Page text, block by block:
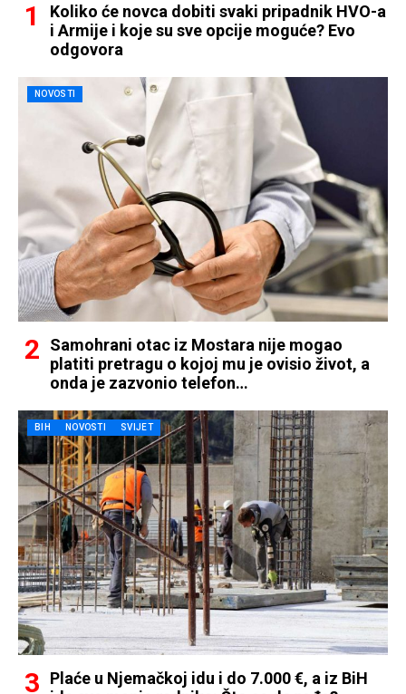
Koliko će novca dobiti svaki pripadnik HVO-a
i Armije i koje su sve opcije moguće? Evo
odgovora
NOVOSTI
Samohrani otac iz Mostara nije mogao
platiti pretragu o kojoj mu je ovisio život, a
onda je zazvonio telefon…
BIH NOVOSTI SVIJET
Plaće u Njemačkoj idu i do 7.000 €, a iz BiH